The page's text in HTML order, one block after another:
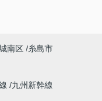
南区 糸島市
九州新幹線